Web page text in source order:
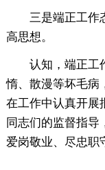
三是端正工作
高思想。
认知，端正工
惰、散漫等坏毛病
在工作中认真开展
同志们的监督指导
爱岗敬业、尽忠职